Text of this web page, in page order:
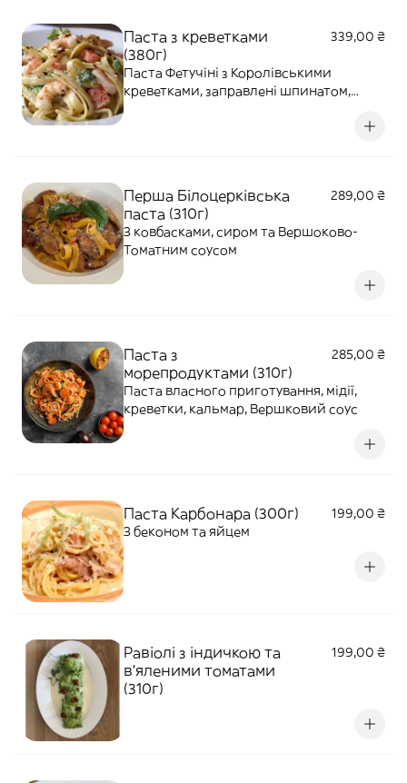
Паста з креветками
(380г)
339,00 ₴
Паста Фетучіні з Королівськими
креветками, заправлені шпинатом,
Перша Білоцерківська
паста (310г)
289,00 ₴
З ковбасками, сиром та Вершоково-
Томатним соусом
Паста з
морепродуктами (310г)
285,00 ₴
Паста власного приготування, мідії,
креветки, кальмар, Вершковий соус
Паста Карбонара (300г)
199,00 ₴
З беконом та яйцем
Равіолі з індичкою та
в'яленими томатами
(310г)
199,00 ₴